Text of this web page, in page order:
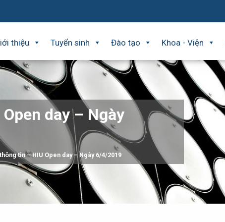
thiệu Tuyển sinh Đào tạo Khoa - Viện
day – Ngày
tin – HIU Open day – Ngày 6/4/2019